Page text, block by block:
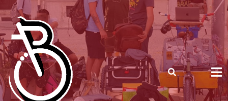
Skip
to
content